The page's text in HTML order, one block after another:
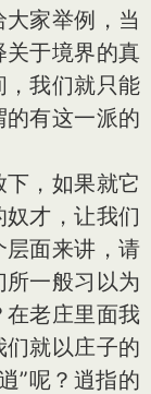
家举例，当
于境界的真
，我们就只能
有这一派的
，如果就它
才，让我们
面来讲，请
一般习以为
老庄里面我
就以庄子的
”呢？逍指的